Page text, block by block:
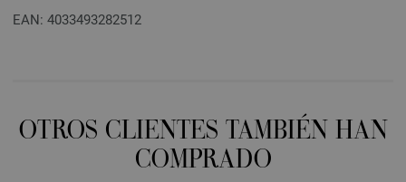
EAN: 4033493282512
OTROS CLIENTES TAMBIÉN HAN
COMPRADO